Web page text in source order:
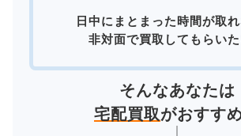
日中にまとまった時間が取れ
非対面で買取してもらいた
そんなあなたは
宅配買取がおすすめ